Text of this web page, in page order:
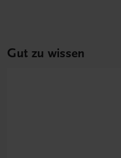
Gut zu wissen